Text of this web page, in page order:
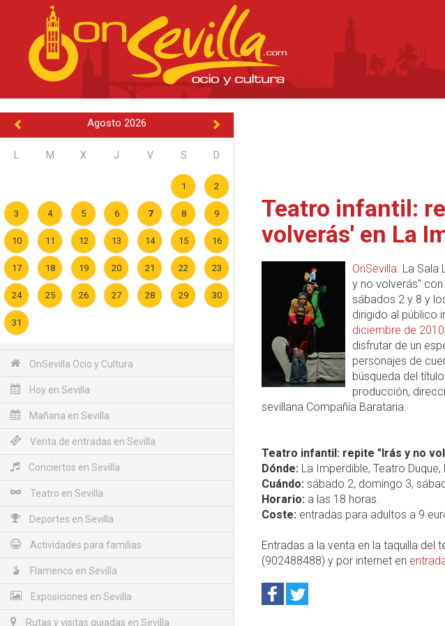
Agosto 2026
M X J V S D
1 2
3 4 5 6 7 8 9
10 11 12 13 14 15 16
17 18 19 20 21 22 23
24 25 26 27 28 29 30
31
OnSevilla Ocio y Cultura
Hoy en Sevilla
Mañana en Sevilla
Venta de entradas en Sevilla
Conciertos en Sevilla
Teatro en Sevilla
Deportes en Sevilla
Actividades para familias
Flamenco en Sevilla
Exposiciones en Sevilla
Rutas y visitas guiadas en Sevilla
Teatro infantil:
volverás' en La
OnSevilla. La Sala
y no volverás"
sábados 2 y 8 y
dirigido al público
diciembre de 2010
disfrutar de un
personajes de
búsqueda del
producción,
sevillana Compañía Barataria.
Teatro infantil: repite "Irás y no
Dónde: La Imperdible, Teatro Duque,
Cuándo: sábado 2, domingo 3,
Horario: a las 18 horas.
Coste: entradas para adultos a 9
Entradas a la venta en la taquilla
(902488488) y por internet en